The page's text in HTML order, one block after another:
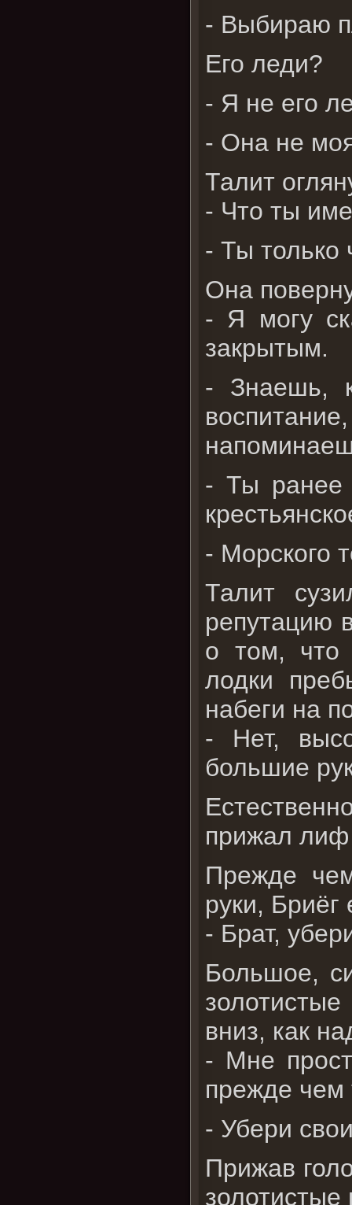
- Выбираю
Его леди?
- Я не его
- Она не
Талит
- Что ты
- Ты только
Она
- Я могу
закрытым.
- Знаешь,
- Ты ранее
- Морского
Талит
репутацию
о том, что
лодки
набеги на
- Нет,
большие
прижал лиф
Прежде
руки,
- Брат,
Большое,
вниз, как
- Мне
прежде чем
- Убери
Прижав
золотистые